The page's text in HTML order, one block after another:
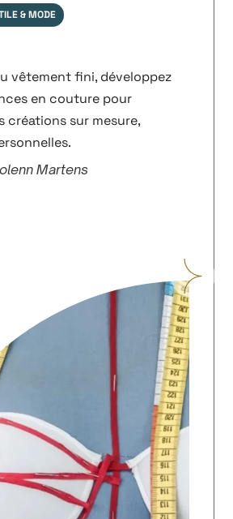
& MODE
vêtement fini, développez
en couture pour
créations sur mesure,
Martens